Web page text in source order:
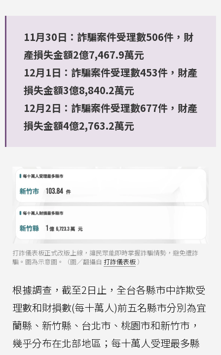
11月30日：詐騙案件受理數506件，財
產損失金額2億7,467.9萬元
12月1日：詐騙案件受理數453件，財產
損失金額3億8,840.2萬元
12月2日：詐騙案件受理數677件，財產
損失金額4億2,763.2萬元
打詐儀表板正式改版上線，讓民眾能即時掌握詐騙情勢，避免遭詐
騙。圖為示意圖。（圖／翻攝自 打詐儀表板 ）
根據調查，截至2日止，全台各縣市中詐欺受
理數和財損數(每十萬人)前五名縣市分別為宜
蘭縣、新竹縣、台北市、桃園市和新竹市，
幾乎分布在北部地區；每十萬人受理最多縣